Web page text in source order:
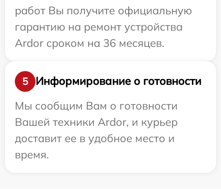
работ Вы получите официальную
гарантию на ремонт устройства
Ardor сроком на 36 месяцев.
5
Информирование о готовности
Мы сообщим Вам о готовности
Вашей техники Ardor, и курьер
доставит ее в удобное место и
время.